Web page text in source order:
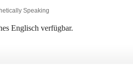
Speaking
Englisch verfügbar.